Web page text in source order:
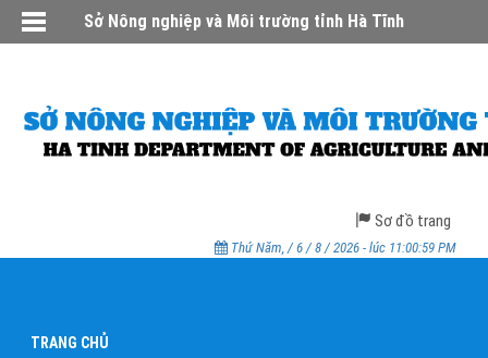
Sở Nông nghiệp và Môi trường tỉnh Hà Tĩnh
Sơ đồ trang
Thứ Năm, / 6 / 8 / 2026 - lúc 11:00:59 PM
TRANG CHỦ